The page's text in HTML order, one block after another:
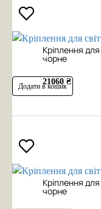
Кріплення
чорне
21060 ₴
Додати в кошик
Кріплення
чорне